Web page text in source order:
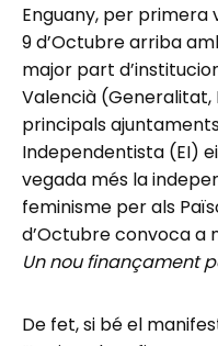
Enguany, per primera
9 d’Octubre arriba
major part
Valencià (Generalitat,
principals
Independentista (EI)
vegada més la
feminisme per als
d’Octubre convoca
Un nou finançament
De fet, si bé el